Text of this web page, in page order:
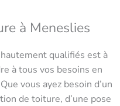
à Meneslies
qualifiés est à
à tous vos besoins en
vous ayez besoin d’un
de toiture, d’une pose